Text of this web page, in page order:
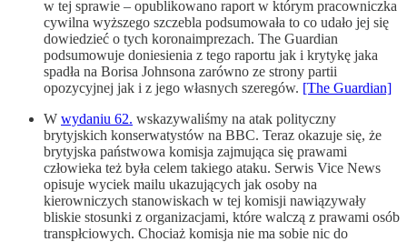
w tej sprawie – opublikowano raport w którym pracowniczka
cywilna wyższego szczebla podsumowała to co udało jej się
dowiedzieć o tych koronaimprezach. The Guardian
podsumowuje doniesienia z tego raportu jak i krytykę jaka
spadła na Borisa Johnsona zarówno ze strony partii
opozycyjnej jak i z jego własnych szeregów. [The Guardian]
W wydaniu 62. wskazywaliśmy na atak polityczny
brytyjskich konserwatystów na BBC. Teraz okazuje się, że
brytyjska państwowa komisja zajmująca się prawami
człowieka też była celem takiego ataku. Serwis Vice News
opisuje wyciek mailu ukazujących jak osoby na
kierowniczych stanowiskach w tej komisji nawiązywały
bliskie stosunki z organizacjami, które walczą z prawami osób
transpłciowych. Chociaż komisja nie ma sobie nic do